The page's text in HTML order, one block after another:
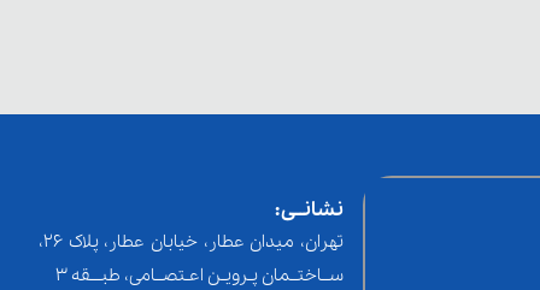
نشانــی:
تهران، میدان عطار، خیابان عطار، پلاک 26،
ســاختــمان پـرویـن اعـتصــامی، طبـــقه 3